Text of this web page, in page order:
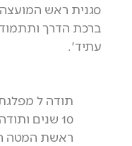
סגנית ראש המועצה
ברכת הדרך
עתיד'.
תודה ל
10 שנים
ראשת המטה